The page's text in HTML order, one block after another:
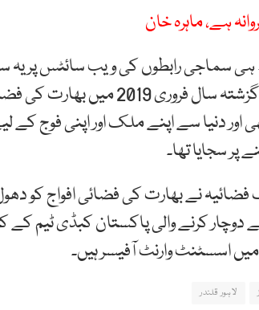
ہے، ماہرہ خان
سماجی رابطوں کی ویب سائٹس پر یہ
ماہ فروری بھارت کے لیے اچھا نہیں ہے
اور دنیا سے اپنے ملک اور اپنی فوج
سجایا تھا۔
کن ہی ہو گا کہ 2019 میں پاک فضائیہ نے بھارت کی فضائی
کرنے والی پاکستان کبڈی ٹیم کے
اسسٹنٹ وارنٹ آفیسر ہیں۔
لاہور قلندر